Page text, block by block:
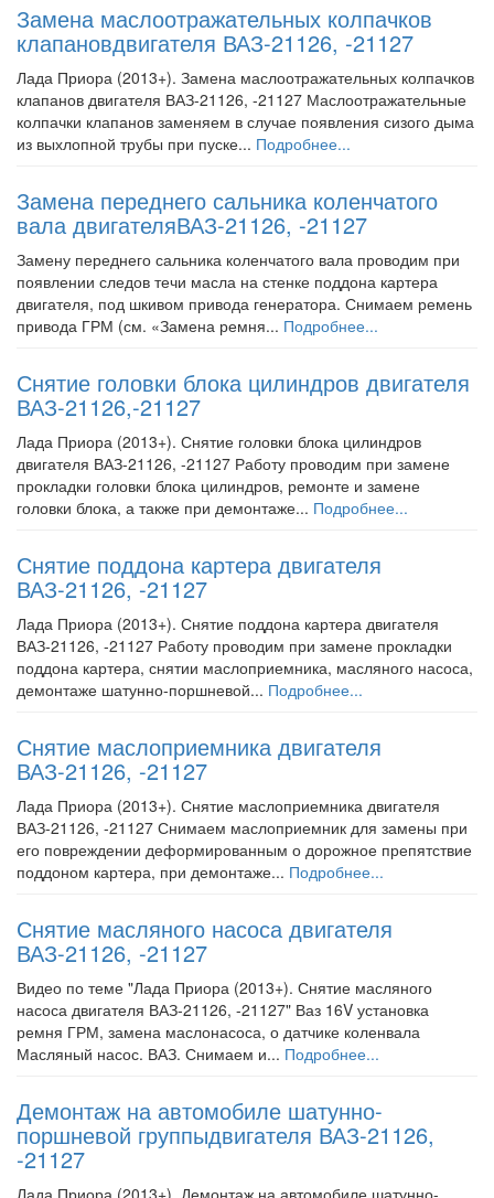
Замена маслоотражательных колпачков
клапановдвигателя ВАЗ-21126, -21127
Лада Приора (2013+). Замена маслоотражательных колпачков
клапанов двигателя ВАЗ-21126, -21127 Маслоотражательные
колпачки клапанов заменяем в случае появления сизого дыма
из выхлопной трубы при пуске... Подробнее...
Замена переднего сальника коленчатого
вала двигателяВАЗ-21126, -21127
Замену переднего сальника коленчатого вала проводим при
появлении следов течи масла на стенке поддона картера
двигателя, под шкивом привода генератора. Снимаем ремень
привода ГРМ (см. «Замена ремня... Подробнее...
Снятие головки блока цилиндров двигателя
ВАЗ-21126,-21127
Лада Приора (2013+). Снятие головки блока цилиндров
двигателя ВАЗ-21126, -21127 Работу проводим при замене
прокладки головки блока цилиндров, ремонте и замене
головки блока, а также при демонтаже... Подробнее...
Снятие поддона картера двигателя
ВАЗ-21126, -21127
Лада Приора (2013+). Снятие поддона картера двигателя
ВАЗ-21126, -21127 Работу проводим при замене прокладки
поддона картера, снятии маслоприемника, масляного насоса,
демонтаже шатунно-поршневой... Подробнее...
Снятие маслоприемника двигателя
ВАЗ-21126, -21127
Лада Приора (2013+). Снятие маслоприемника двигателя
ВАЗ-21126, -21127 Снимаем маслоприемник для замены при
его повреждении деформированным о дорожное препятствие
поддоном картера, при демонтаже... Подробнее...
Снятие масляного насоса двигателя
ВАЗ-21126, -21127
Видео по теме "Лада Приора (2013+). Снятие масляного
насоса двигателя ВАЗ-21126, -21127" Ваз 16V установка
ремня ГРМ, замена маслонасоса, о датчике коленвала
Масляный насос. ВАЗ. Снимаем и... Подробнее...
Демонтаж на автомобиле шатунно-
поршневой группыдвигателя ВАЗ-21126,
-21127
Лада Приора (2013+). Демонтаж на автомобиле шатунно-